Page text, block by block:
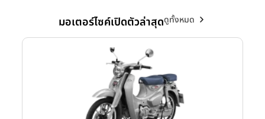
มอเตอร์ไซค์เปิดตัวล่าสุดดูทั้งหมด